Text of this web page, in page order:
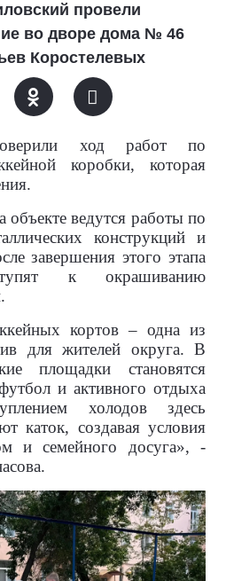
провели
во дворе дома № 46
Коростелевых
ход работ по
коробки, которая
ведутся работы по
конструкций и
завершения этого этапа
к окрашиванию
кортов – одна из
для жителей округа. В
площадки становятся
и активного отдыха
холодов здесь
каток, создавая условия
и семейного досуга», -